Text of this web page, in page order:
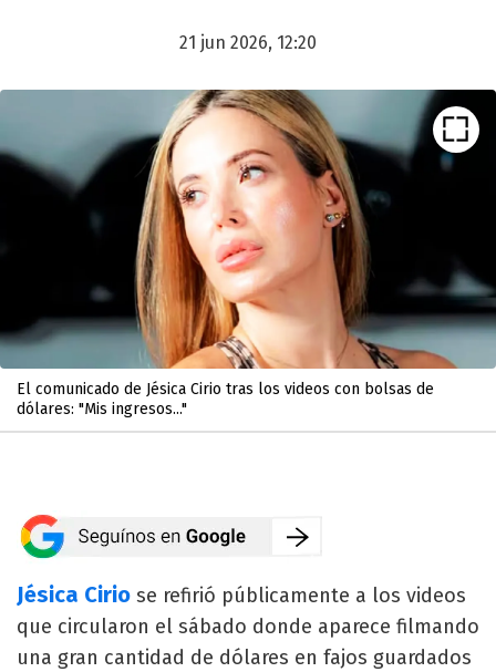
21 jun 2026, 12:20
El comunicado de Jésica Cirio tras los videos con bolsas de
dólares: "Mis ingresos..."
Jésica Cirio se refirió públicamente a los videos
que circularon el sábado donde aparece filmando
una gran cantidad de dólares en fajos guardados